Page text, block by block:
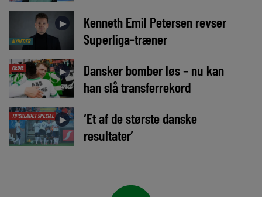
NYHEDER
►
Kenneth Emil Petersen revser
Superliga-træner
MEDIE ►
Dansker bomber løs – nu kan
han slå transferrekord
TIPSBLADET SPECIAL ►
‘Et af de største danske
resultater’